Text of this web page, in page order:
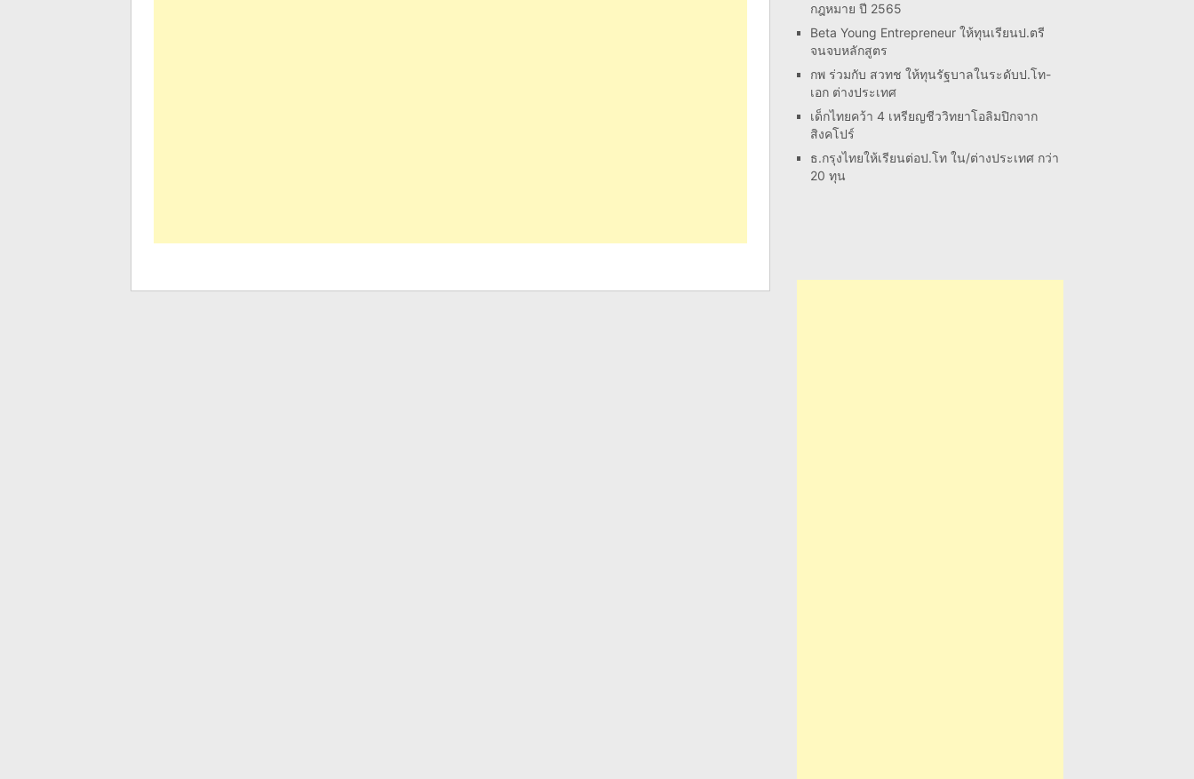
กฎหมาย ปี 2565
Beta Young Entrepreneur ให้ทุนเรียนป.ตรี
จนจบหลักสูตร
กพ ร่วมกับ สวทช ให้ทุนรัฐบาลในระดับป.โท-
เอก ต่างประเทศ
เด็กไทยคว้า 4 เหรียญชีววิทยาโอลิมปิกจาก
สิงคโปร์
ธ.กรุงไทยให้เรียนต่อป.โท ใน/ต่างประเทศ กว่า
20 ทุน